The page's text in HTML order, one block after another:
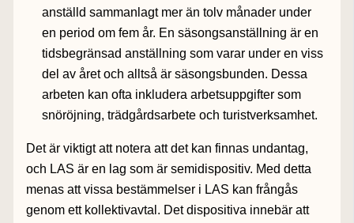
anställd sammanlagt mer än tolv månader under
en period om fem år. En säsongsanställning är en
tidsbegränsad anställning som varar under en viss
del av året och alltså är säsongsbunden. Dessa
arbeten kan ofta inkludera arbetsuppgifter som
snöröjning, trädgårdsarbete och turistverksamhet.
Det är viktigt att notera att det kan finnas undantag,
och LAS är en lag som är semidispositiv. Med detta
menas att vissa bestämmelser i LAS kan frångås
genom ett kollektivavtal. Det dispositiva innebär att